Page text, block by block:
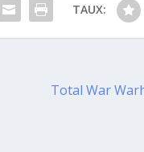
TAUX:
Total War